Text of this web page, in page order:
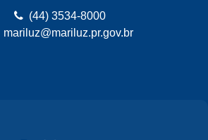
(44) 3534-8000
mariluz@mariluz.pr.gov.br